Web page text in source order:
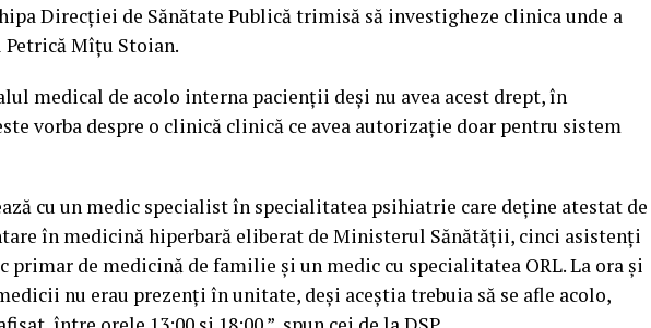
Direcţiei de Sănătate Publică trimisă să investigheze clinica unde a
Mîţu Stoian.
medical de acolo interna pacienţii deşi nu avea acest drept, în
vorba despre o clinică clinică ce avea autorizaţie doar pentru sistem
cu un medic specialist în specialitatea psihiatrie care deține atestat de
în medicină hiperbară eliberat de Ministerul Sănătății, cinci asistenți
primar de medicină de familie și un medic cu specialitatea ORL. La ora și
nu erau prezenți în unitate, deși aceștia trebuia să se afle acolo,